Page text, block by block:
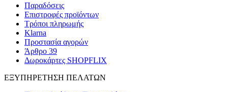
Παραδόσεις
Επιστροφές προϊόντων
Τρόποι πληρωμής
Klarna
Προστασία αγορών
Άρθρο 39
Δωροκάρτες SHOPFLIX
ΕΞΥΠΗΡΕΤΗΣΗ ΠΕΛΑΤΩΝ